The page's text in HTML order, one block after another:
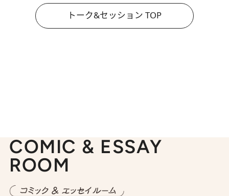
トーク&セッション TOP
COMIC & ESSAY
ROOM